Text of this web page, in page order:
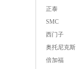
正泰
SMC
西门子
奥托尼克斯
倍加福